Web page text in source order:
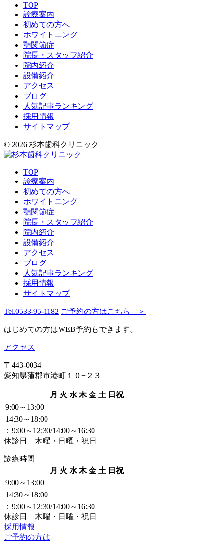
TOP
診療案内
初めての方へ
ホワイトニング
顎関節症
院長・スタッフ紹介
院内紹介
設備紹介
アクセス
ブログ
人気記事ランキング
採用情報
サイトマップ
© 2026 杉本歯科クリニック
TOP
診療案内
初めての方へ
ホワイトニング
顎関節症
院長・スタッフ紹介
院内紹介
設備紹介
アクセス
ブログ
人気記事ランキング
採用情報
サイトマップ
Tel.0533-95-1182 ご予約の方はこちら ＞
はじめての方はWEB予約もできます。
アクセス
〒443-0034
愛知県蒲郡市港町１０−２３
月 火 水 木 金 土 日祝
9:00～13:00
14:30～18:00
：9:00～12:30/14:00～16:30
休診日：木曜・日曜・祝日
診療時間
月 火 水 木 金 土 日祝
9:00～13:00
14:30～18:00
：9:00～12:30/14:00～16:30
休診日：木曜・日曜・祝日
採用情報
ご予約の方は